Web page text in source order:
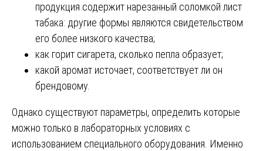
продукция содержит нарезанный соломкой лист
табака: другие формы являются свидетельством
его более низкого качества;
как горит сигарета, сколько пепла образует;
какой аромат источает, соответствует ли он
брендовому.
Однако существуют параметры, определить которые
можно только в лабораторных условиях с
использованием специального оборудования. Именно